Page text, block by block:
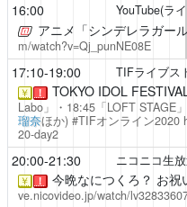
16:00 YouTube(ラ
アニメ「シンデレラガール
m/watch?v=Qj_punNE08E
17:10-19:00 TIFライブス
￥ ！ TOKYO IDOL
Labo」・18:45「LOFT STAGE
瑠奈ほか) #TIFオンライン2020
20-day2
20:00-21:30 ニコニコ生
￥ ！ 今晩なにつくろ？ お祝
ve.nicovideo.jp/watch/